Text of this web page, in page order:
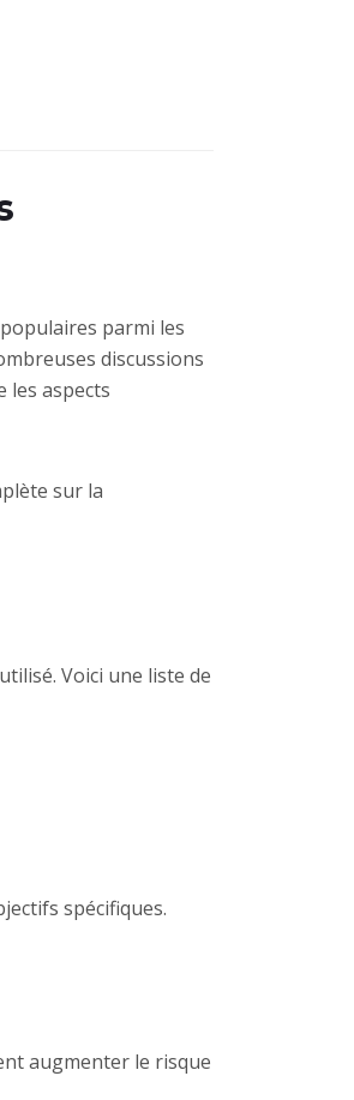
parmi les
discussions
les aspects
sur la
Voici une liste de
spécifiques.
augmenter le risque